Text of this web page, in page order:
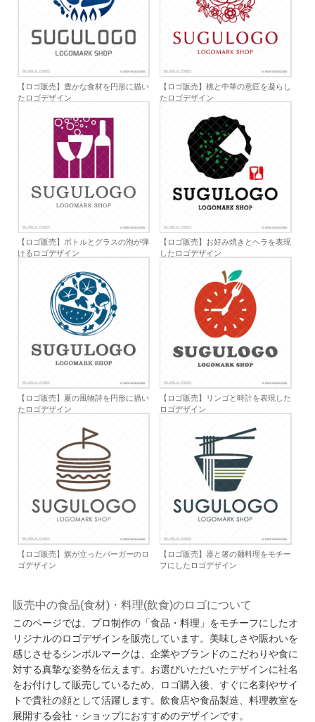
【ロゴ販売】豊かな食材を円形に描い
たロゴデザイン
【ロゴ販売】桃と中華の意匠を凝らし
たロゴデザイン
【ロゴ販売】ボトルとグラスの泡が弾
けるロゴデザイン
【ロゴ販売】お好み焼きとヘラを表現
したロゴデザイン
【ロゴ販売】夏の風物詩を円形に描い
たロゴデザイン
【ロゴ販売】リンゴと時計を表現した
ロゴデザイン
【ロゴ販売】旗が立ったバーガーのロ
ゴデザイン
【ロゴ販売】器と箸の麺料理をモチー
フにしたロゴデザイン
販売中の食品(食材)・料理(飲食)のロゴについて
このページでは、プロ制作の「食品・料理」をモチーフにしたオ
リジナルのロゴデザインを販売しています。美味しさや賑わいを
感じさせるシンボルマークは、企業やブランドのこだわりや食に
対する真摯な姿勢を伝えます。お選びいただいたデザインに社名
をお付けして販売しているため、ロゴ購入後、すぐに名刺やサイ
トで貴社の顔として活躍します。飲食店や食品製造、料理教室を
展開する会社・ショップにおすすめのデザインです。